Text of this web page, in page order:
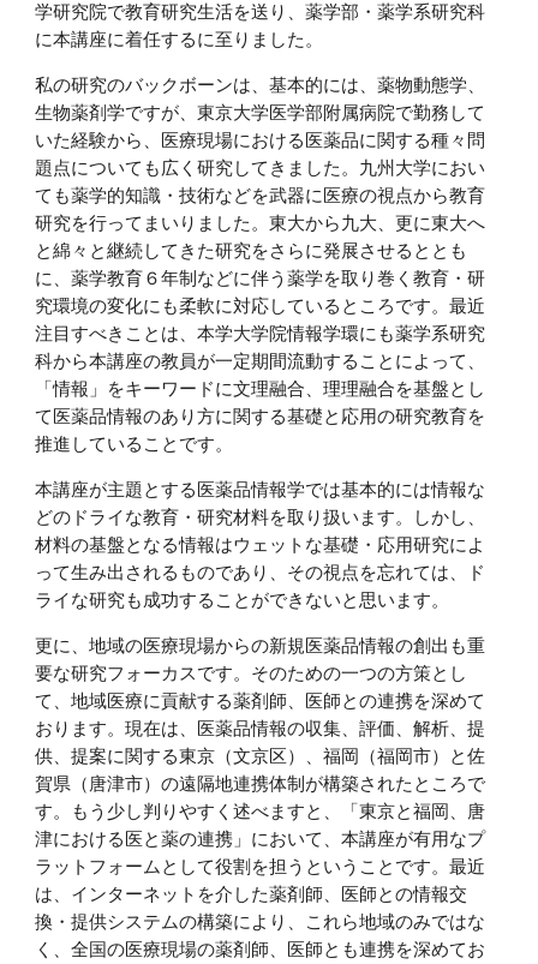
学研究院で教育研究生活を送り、薬学部・薬学系研究科
に本講座に着任するに至りました。
私の研究のバックボーンは、基本的には、薬物動態学、
生物薬剤学ですが、東京大学医学部附属病院で勤務して
いた経験から、医療現場における医薬品に関する種々問
題点についても広く研究してきました。九州大学におい
ても薬学的知識・技術などを武器に医療の視点から教育
研究を行ってまいりました。東大から九大、更に東大へ
と綿々と継続してきた研究をさらに発展させるととも
に、薬学教育６年制などに伴う薬学を取り巻く教育・研
究環境の変化にも柔軟に対応しているところです。最近
注目すべきことは、本学大学院情報学環にも薬学系研究
科から本講座の教員が一定期間流動することによって、
「情報」をキーワードに文理融合、理理融合を基盤とし
て医薬品情報のあり方に関する基礎と応用の研究教育を
推進していることです。
本講座が主題とする医薬品情報学では基本的には情報な
どのドライな教育・研究材料を取り扱います。しかし、
材料の基盤となる情報はウェットな基礎・応用研究によ
って生み出されるものであり、その視点を忘れては、ド
ライな研究も成功することができないと思います。
更に、地域の医療現場からの新規医薬品情報の創出も重
要な研究フォーカスです。そのための一つの方策とし
て、地域医療に貢献する薬剤師、医師との連携を深めて
おります。現在は、医薬品情報の収集、評価、解析、提
供、提案に関する東京（文京区）、福岡（福岡市）と佐
賀県（唐津市）の遠隔地連携体制が構築されたところで
す。もう少し判りやすく述べますと、「東京と福岡、唐
津における医と薬の連携」において、本講座が有用なプ
ラットフォームとして役割を担うということです。最近
は、インターネットを介した薬剤師、医師との情報交
換・提供システムの構築により、これら地域のみではな
く、全国の医療現場の薬剤師、医師とも連携を深めてお